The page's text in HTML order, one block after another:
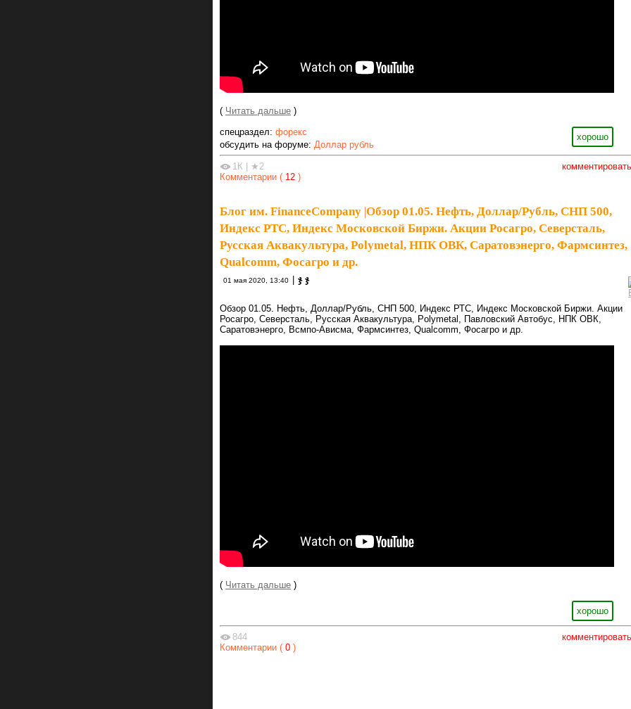
( Читать дальше )
хорошо
спецраздел: форекс
обсудить на форуме: Доллар рубль
комментировать
1К | ★2
Комментарии ( 12 )
Блог им. FinanceCompany |Обзор 01.05. Нефть, Доллар/Рубль, СНП 500,
Индекс РТС, Индекс Московской Биржи. Акции Росагро, Северсталь,
Русская Аквакультура, Polymetal, НПК ОВК, Саратовэнерго, Фармсинтез,
Qualcomm, Фосагро и др.
01 мая 2020, 13:40 | ჯ ჯ
Обзор 01.05. Нефть, Доллар/Рубль, СНП 500, Индекс РТС, Индекс Московской Биржи. Акции
Росагро, Северсталь, Русская Аквакультура, Polymetal, Павловский Автобус, НПК ОВК,
Саратовэнерго, Всмпо-Ависма, Фармсинтез, Qualcomm, Фосагро и др.
( Читать дальше )
хорошо
комментировать
844
Комментарии ( 0 )